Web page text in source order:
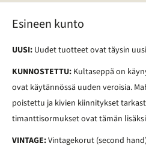
Esineen kunto
UUSI: Uudet tuotteet ovat täysin
KUNNOSTETTU: Kultaseppä on
ovat käytännössä uuden veroisia.
poistettu ja kivien kiinnitykset
timanttisormukset ovat tämän
VINTAGE:Vintagekorut (second